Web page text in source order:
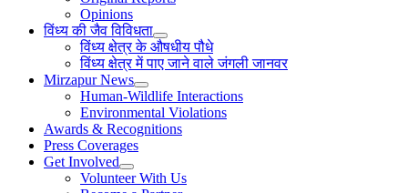
Opinions
विंध्य की जैव विविधता
विंध्य क्षेत्र के औषधीय पौधे
विंध्य क्षेत्र में पाए जाने वाले जंगली जानवर
Mirzapur News
Human-Wildlife Interactions
Environmental Violations
Awards & Recognitions
Press Coverages
Get Involved
Volunteer With Us